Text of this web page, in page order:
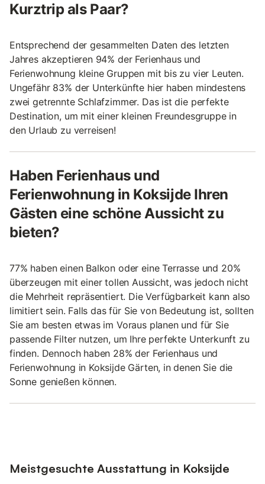
Kurztrip als Paar?
Entsprechend der gesammelten Daten des letzten
Jahres akzeptieren 94% der Ferienhaus und
Ferienwohnung kleine Gruppen mit bis zu vier Leuten.
Ungefähr 83% der Unterkünfte hier haben mindestens
zwei getrennte Schlafzimmer. Das ist die perfekte
Destination, um mit einer kleinen Freundesgruppe in
den Urlaub zu verreisen!
Haben Ferienhaus und
Ferienwohnung in Koksijde Ihren
Gästen eine schöne Aussicht zu
bieten?
77% haben einen Balkon oder eine Terrasse und 20%
überzeugen mit einer tollen Aussicht, was jedoch nicht
die Mehrheit repräsentiert. Die Verfügbarkeit kann also
limitiert sein. Falls das für Sie von Bedeutung ist, sollten
Sie am besten etwas im Voraus planen und für Sie
passende Filter nutzen, um Ihre perfekte Unterkunft zu
finden. Dennoch haben 28% der Ferienhaus und
Ferienwohnung in Koksijde Gärten, in denen Sie die
Sonne genießen können.
Meistgesuchte Ausstattung in Koksijde